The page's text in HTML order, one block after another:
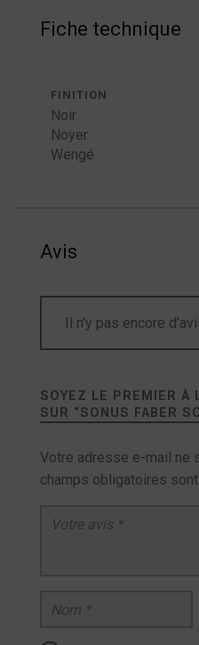
Fiche technique
FINITION
Noir
Noyer
Wengé
Avis
Il n’y pas encore
SOYEZ LE PREMIER À
SUR “SONUS FABER
Votre adresse e-mail ne
champs obligatoires